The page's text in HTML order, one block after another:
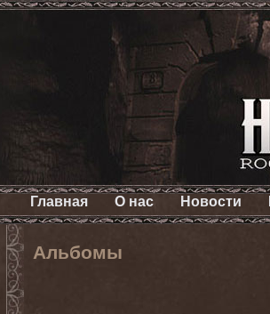
Главная О нас Новости
Альбомы